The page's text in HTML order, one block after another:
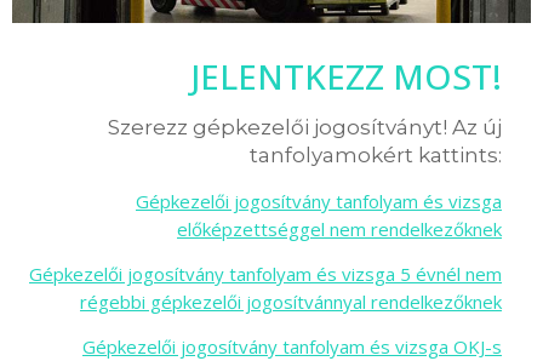
JELENTKEZZ MOST!
Szerezz gépkezelői jogosítványt! Az új
tanfolyamokért kattints:
Gépkezelői jogosítvány tanfolyam és vizsga
előképzettséggel nem rendelkezőknek
Gépkezelői jogosítvány tanfolyam és vizsga 5 évnél nem
régebbi gépkezelői jogosítvánnyal rendelkezőknek
Gépkezelői jogosítvány tanfolyam és vizsga OKJ-s